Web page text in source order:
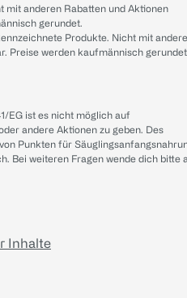
mit anderen Rabatten und Aktionen
gerundet.
Produkte. Nicht mit
Preise werden kaufmännisch
EG ist es nicht möglich auf
andere Aktionen zu geben. Des
Punkten für
Bei weiteren Fragen wende dich bitte
Inhalte